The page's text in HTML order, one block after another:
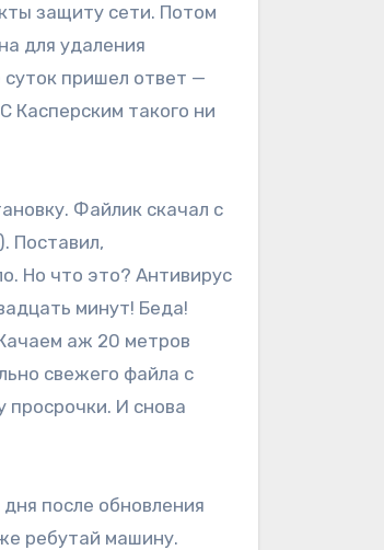
защиту сети. Потом
для удаления
пришел ответ —
Касперским такого ни
Файлик скачал с
Поставил,
Но что это? Антивирус
минут! Беда!
аж 20 метров
свежего файла с
просрочки. И снова
после обновления
ребутай машину.